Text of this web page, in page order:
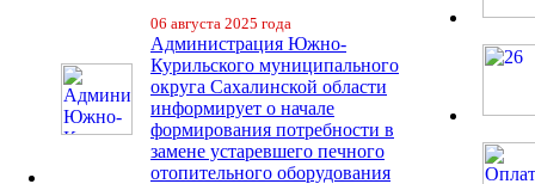
06 августа 2025 года
Администрация Южно-
Курильского муниципального
округа Сахалинской области
информирует о начале
формирования потребности в
замене устаревшего печного
отопительного оборудования